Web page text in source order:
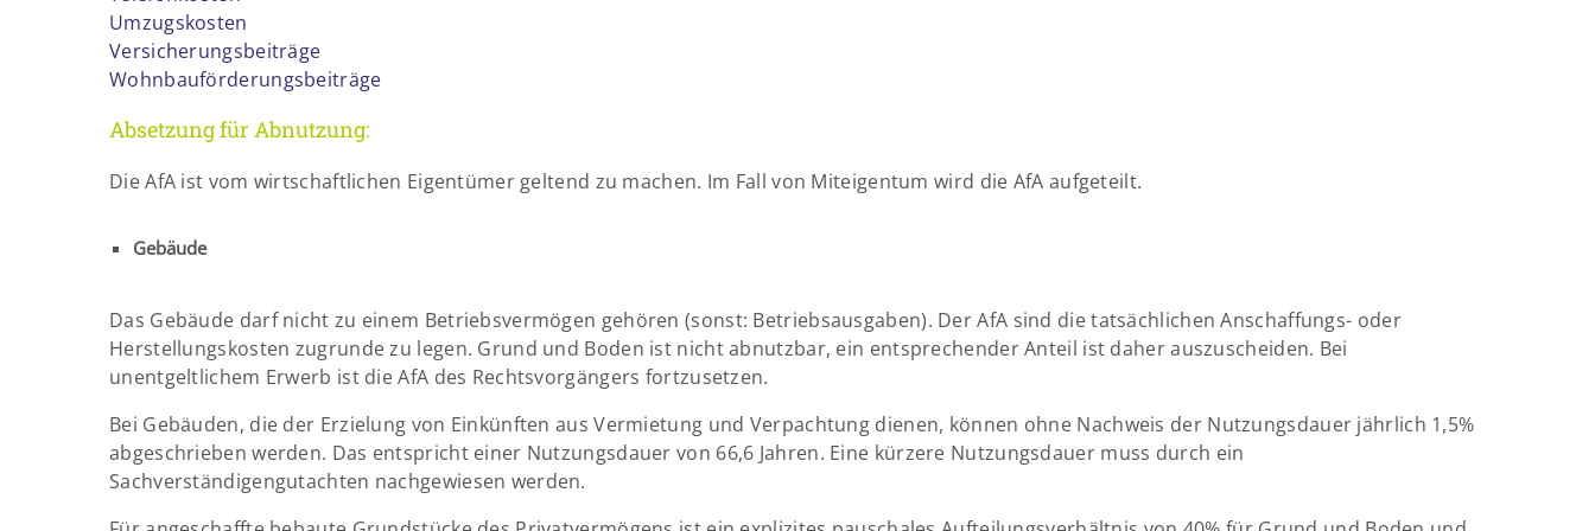
Umzugskosten
Versicherungsbeiträge
Wohnbauförderungsbeiträge
Absetzung für Abnutzung:
Die AfA ist vom wirtschaftlichen Eigentümer geltend zu machen. Im Fall von Miteigentum wird die AfA aufgeteilt.
Gebäude
Das Gebäude darf nicht zu einem Betriebsvermögen gehören (sonst: Betriebsausgaben). Der AfA sind die tatsächlichen Anschaffungs- oder
Herstellungskosten zugrunde zu legen. Grund und Boden ist nicht abnutzbar, ein entsprechender Anteil ist daher auszuscheiden. Bei
unentgeltlichem Erwerb ist die AfA des Rechtsvorgängers fortzusetzen.
Bei Gebäuden, die der Erzielung von Einkünften aus Vermietung und Verpachtung dienen, können ohne Nachweis der Nutzungsdauer jährlich 1,5%
abgeschrieben werden. Das entspricht einer Nutzungsdauer von 66,6 Jahren. Eine kürzere Nutzungsdauer muss durch ein
Sachverständigengutachten nachgewiesen werden.